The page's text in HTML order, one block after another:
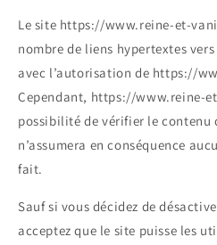
Le site https://www.reine-et-
nombre de liens hypertextes
avec l’autorisation de https://
Cependant, https://www.reine-
possibilité de vérifier le contenu
n’assumera en conséquence
fait.
Sauf si vous décidez de
acceptez que le site puisse les